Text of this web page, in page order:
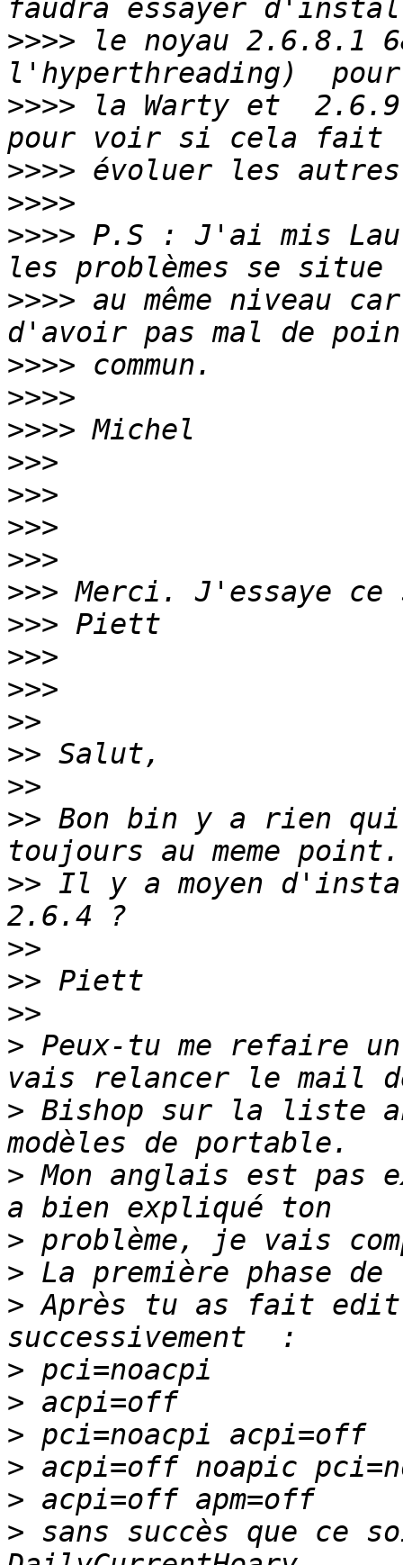
>>>> le noyau 2.6.8.1
>>>> la Warty et
>>>>
>>>>
>>>> P.S : J'ai mis
>>>> au même niveau
>>>>
>>>>
>>>>
>>>
>>>
>>>
>>>
>>>
>>>
>>>
>>>
>>
>>
>>
>> Bon bin y a rien
>> Il y a moyen
>>
>>
>>
> Peux-tu me refaire
> Bishop sur la liste
> Mon anglais est pas
>
>
> Après tu as fait edit
>
>
>
>
>
> sans succès que ce